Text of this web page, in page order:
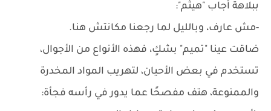
ببلاهة أجاب "هيثم":
-مش عارف، وبالليل لما رجعنا مكانتش هنا.
ضاقت عينا "تميم" بشكٍ، فهذه الأنواع من الأجوال،
تستخدم في بعض الأحيان، لتهريب المواد المخدرة
والممنوعة، هتف مفصحًا عما يدور في رأسه فجأة: